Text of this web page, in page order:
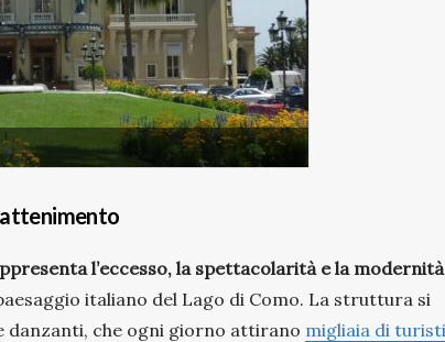
l’eccesso, la spettacolarità e la modernità
italiano del Lago di Como. La struttura si
danzanti, che ogni giorno attirano migliaia di turisti